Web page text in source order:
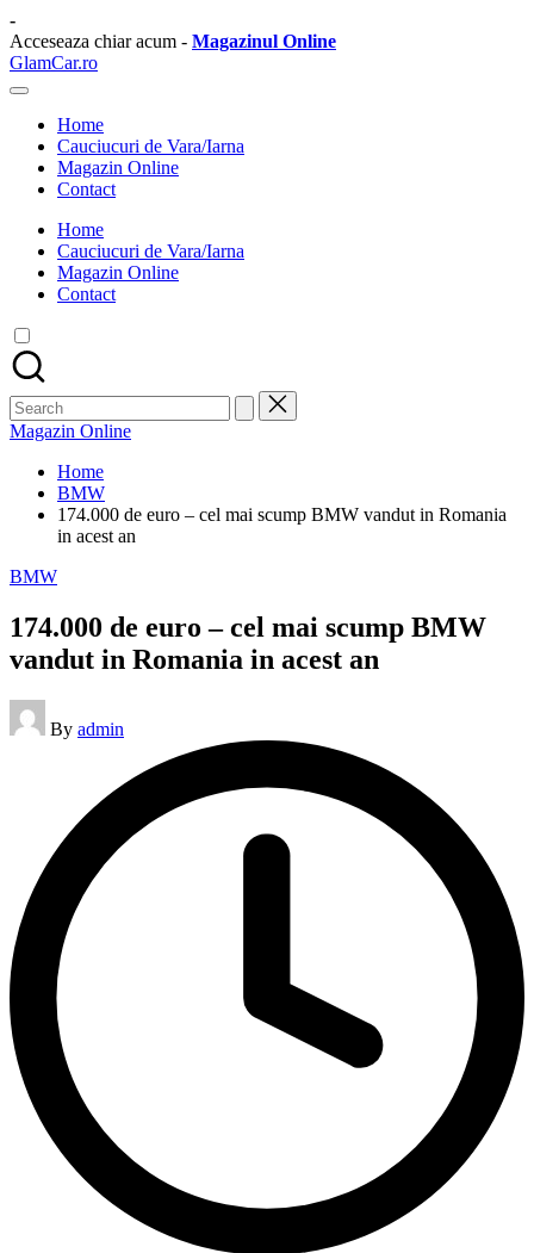
Skip
to
content
-
Acceseaza chiar acum - Magazinul Online
GlamCar.ro
Sursa
zilnica
auto.
Home
Cauciucuri de Vara/Iarna
Magazin Online
Contact
Home
Cauciucuri de Vara/Iarna
Magazin Online
Contact
Search
for:
Magazin Online
Home
BMW
174.000 de euro – cel mai scump BMW vandut in Romania
in acest an
Posted
BMW
174.000 de euro – cel mai scump BMW
vandut in Romania in acest an
Posted
by
By admin